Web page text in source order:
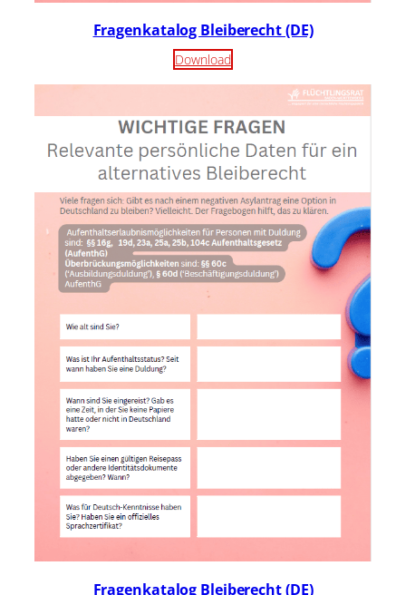
Fragenkatalog Bleiberecht (DE)
Download
Fragenkatalog Bleiberecht (DE)